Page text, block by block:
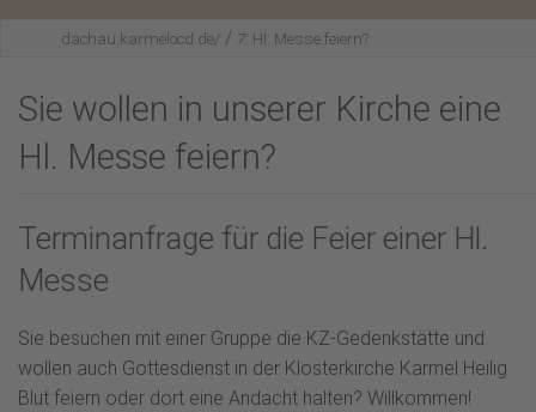
Start
Karmel-Spiritualität
Mitbeten
Lesenswertes
Hl. Messe feiern?
Aktuelles
dachau.karmelocd.de/ / 7: Hl. Messe feiern?
Sie wollen in unserer Kirche eine
Hl. Messe feiern?
Terminanfrage für die Feier einer Hl.
Messe
Sie besuchen mit einer Gruppe die KZ-Gedenkstätte und
wollen auch Gottesdienst in der Klosterkirche Karmel Heilig
Blut feiern oder dort eine Andacht halten? Willkommen!